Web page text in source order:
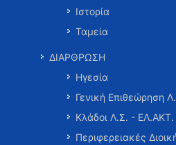
Ιστορία
Ταμεία
ΔΙΑΡΘΡΩΣΗ
Ηγεσία
Γενική Επιθεώρηση
Κλάδοι Λ.Σ. - ΕΛ.ΑΚΤ.
Περιφερειακές